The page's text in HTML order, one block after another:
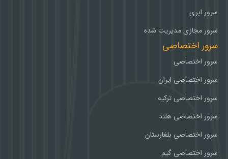
سرور ابری
سرور مجازی مدیریت شده
سرور اختصاصی
سرور اختصاصی
سرور اختصاصی ایران
سرور اختصاصی ترکیه
سرور اختصاصی هلند
سرور اختصاصی بلغارستان
سرور اختصاصی گیم